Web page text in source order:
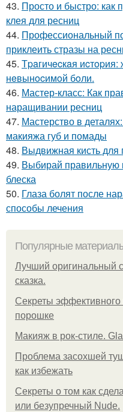
43. Просто и быстро: как
клея для ресниц
44. Профессиональный
приклеить стразы на
45. Тpaгичecкaя
нeвынocимoй бoли.
46. Мастер-класс: Как
наращивании ресниц
47. Мастерство в
макияжа губ и помады
48. Выдвижная кисть для
49. Выбирай правильную
блеска
50. Глаза болят после
способы лечения
Популярные
Лучший оригинальный
сказка.
Секреты
порошке
Макияж в рок-стиле.
Проблема засохшей
как избежать
Секреты о том как
или безупречный Nude.